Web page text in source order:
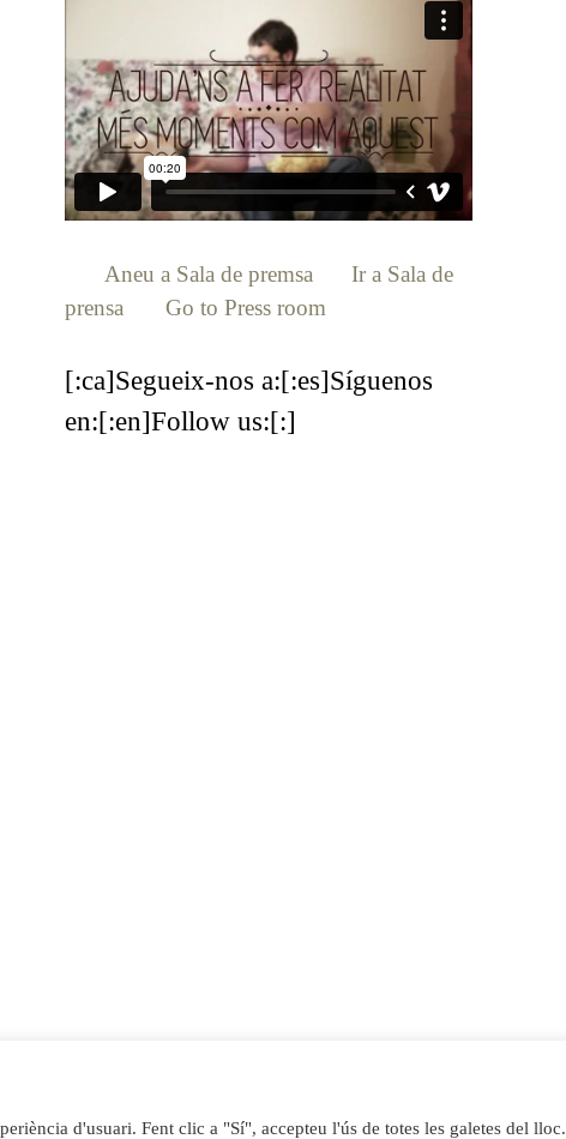
Aneu a Sala de premsa
Ir a Sala de
prensa
Go to Press room
[:ca]Segueix-nos a:[:es]Síguenos
en:[:en]Follow us:[:]
2026 El Jardinet dels Gats• Funciona gràcies a GeneratePress
d'usuari. Fent clic a "Sí", accepteu l'ús de totes les galetes del lloc.